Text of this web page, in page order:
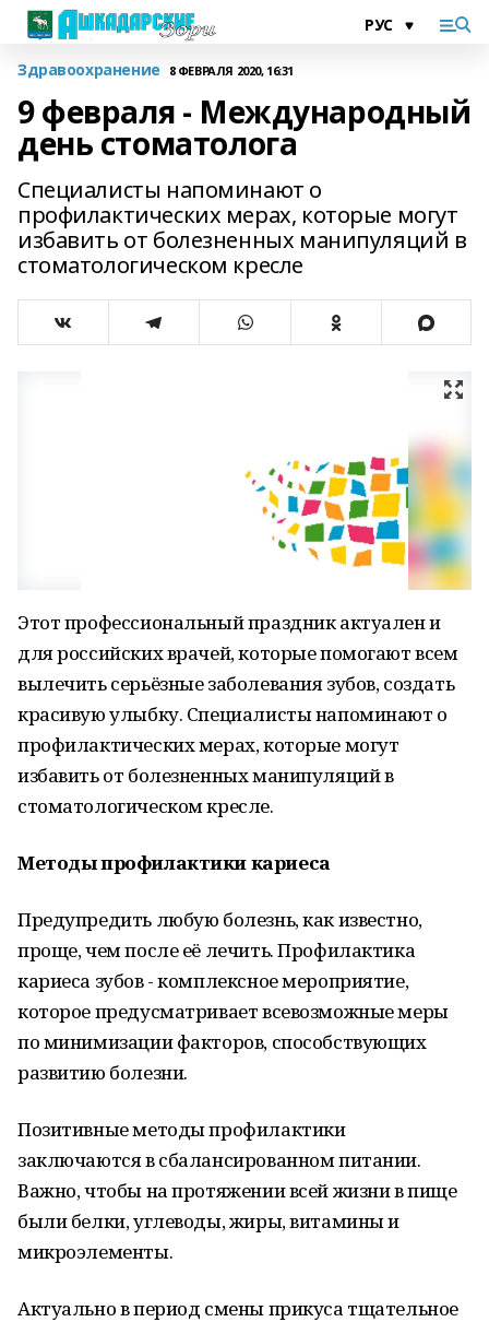
Здравоохранение 8 ФЕВРАЛЯ 2020, 16:31
9 февраля - Международный
день стоматолога
Специалисты напоминают о
профилактических мерах, которые могут
избавить от болезненных манипуляций в
стоматологическом кресле
Этот профессиональный праздник актуален и
для российских врачей, которые помогают всем
вылечить серьёзные заболевания зубов, создать
красивую улыбку. Специалисты напоминают о
профилактических мерах, которые могут
избавить от болезненных манипуляций в
стоматологическом кресле.
Методы профилактики кариеса
Предупредить любую болезнь, как известно,
проще, чем после её лечить. Профилактика
кариеса зубов - комплексное мероприятие,
которое предусматривает всевозможные меры
по минимизации факторов, способствующих
развитию болезни.
Позитивные методы профилактики
заключаются в сбалансированном питании.
Важно, чтобы на протяжении всей жизни в пище
были белки, углеводы, жиры, витамины и
микроэлементы.
Актуально в период смены прикуса тщательное